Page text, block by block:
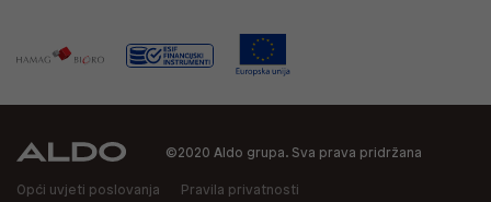
©2020 Aldo grupa. Sva prava pridržana
Opći uvjeti poslovanja Pravila privatnosti